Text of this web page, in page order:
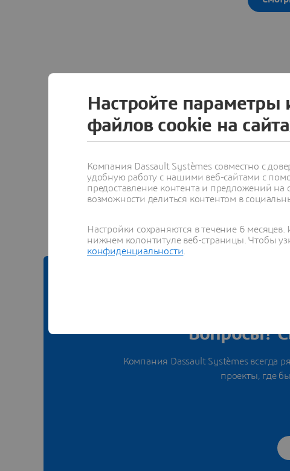
Смотреть
Вопросы?
Компания Dassault Systèmes всегда
проекты, где
Настройте параметры
файлов cookie на
Компания Dassault Systèmes совместно с
удобную работу с нашими веб-сайтами с
предоставление контента и предложений на
возможности делиться контентом в
Настройки сохраняются в течение 6
нижнем колонтитуле веб-страницы. Чтобы
конфиденциальности